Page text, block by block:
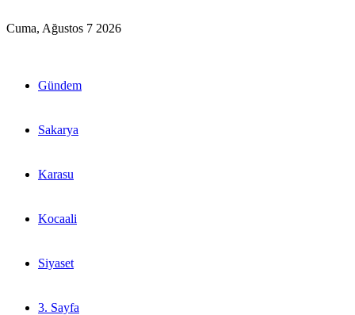
Cuma, Ağustos 7 2026
Gündem
Sakarya
Karasu
Kocaali
Siyaset
3. Sayfa